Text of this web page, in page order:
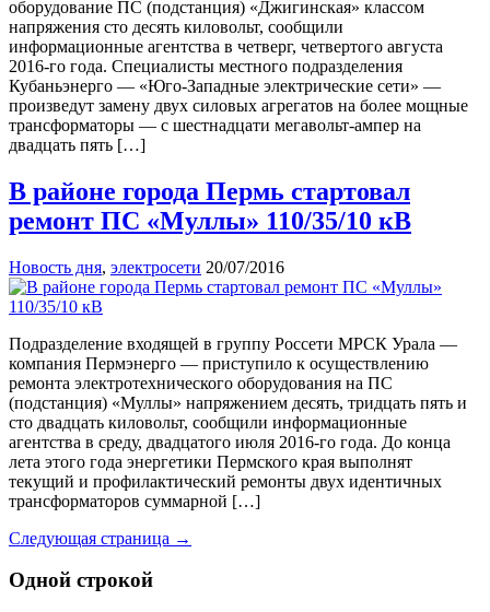
оборудование ПС (подстанция) «Джигинская» классом
напряжения сто десять киловольт, сообщили
информационные агентства в четверг, четвертого августа
2016-го года. Специалисты местного подразделения
Кубаньэнерго — «Юго-Западные электрические сети» —
произведут замену двух силовых агрегатов на более мощные
трансформаторы — с шестнадцати мегавольт-ампер на
двадцать пять […]
В районе города Пермь стартовал
ремонт ПС «Муллы» 110/35/10 кВ
Новость дня, электросети 20/07/2016
Подразделение входящей в группу Россети МРСК Урала —
компания Пермэнерго — приступило к осуществлению
ремонта электротехнического оборудования на ПС
(подстанция) «Муллы» напряжением десять, тридцать пять и
сто двадцать киловольт, сообщили информационные
агентства в среду, двадцатого июля 2016-го года. До конца
лета этого года энергетики Пермского края выполнят
текущий и профилактический ремонты двух идентичных
трансформаторов суммарной […]
Следующая страница →
Одной строкой